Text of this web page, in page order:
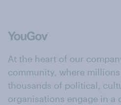
At the heart of our
community, where
thousands of political,
organisations engage in a